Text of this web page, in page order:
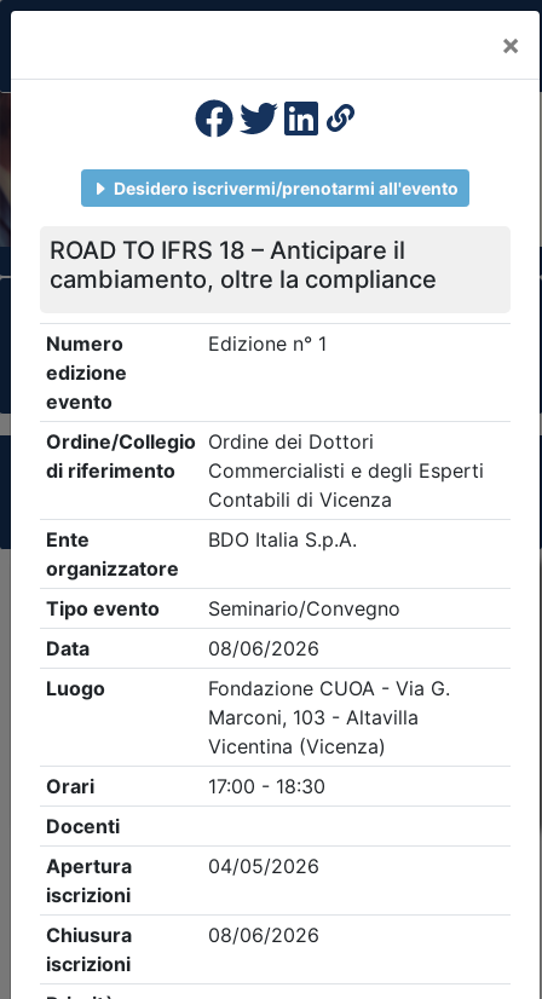
×
Previous
Formazione Professionale Continua
Il portale della formazione per Ordini e
Clicca qui - espandi la sezione dei filtri ricerca
eventi
Criteri di ricerca applicati:
- Tipo Ordine/collegio:Dott. Comm. E.C.- Ordine:
Vicenza
- Eventi in programma dal 7/8/2026
Dettagli evento
Gratuito